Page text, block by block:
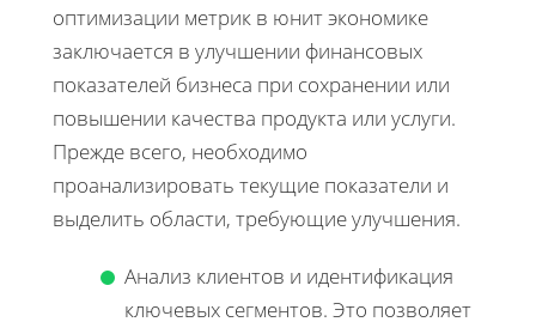
оптимизации метрик в юнит экономике
заключается в улучшении финансовых
показателей бизнеса при сохранении или
повышении качества продукта или услуги.
Прежде всего, необходимо
проанализировать текущие показатели и
выделить области, требующие улучшения.
Анализ клиентов и идентификация
ключевых сегментов. Это позволяет